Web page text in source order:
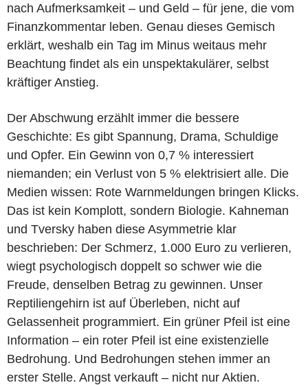
nach Aufmerksamkeit – und Geld – für jene, die vom
Finanzkommentar leben. Genau dieses Gemisch
erklärt, weshalb ein Tag im Minus weitaus mehr
Beachtung findet als ein unspektakulärer, selbst
kräftiger Anstieg.
Der Abschwung erzählt immer die bessere
Geschichte: Es gibt Spannung, Drama, Schuldige
und Opfer. Ein Gewinn von 0,7 % interessiert
niemanden; ein Verlust von 5 % elektrisiert alle. Die
Medien wissen: Rote Warnmeldungen bringen Klicks.
Das ist kein Komplott, sondern Biologie. Kahneman
und Tversky haben diese Asymmetrie klar
beschrieben: Der Schmerz, 1.000 Euro zu verlieren,
wiegt psychologisch doppelt so schwer wie die
Freude, denselben Betrag zu gewinnen. Unser
Reptiliengehirn ist auf Überleben, nicht auf
Gelassenheit programmiert. Ein grüner Pfeil ist eine
Information – ein roter Pfeil ist eine existenzielle
Bedrohung. Und Bedrohungen stehen immer an
erster Stelle. Angst verkauft – nicht nur Aktien.